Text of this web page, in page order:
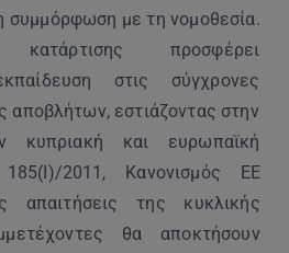
συμμόρφωση με τη νομοθεσία.
προσφέρει
στις σύγχρονες
αποβλήτων, εστιάζοντας στην
κυπριακή και ευρωπαϊκή
2011, Κανονισμός ΕΕ
απαιτήσεις της κυκλικής
θα αποκτήσουν